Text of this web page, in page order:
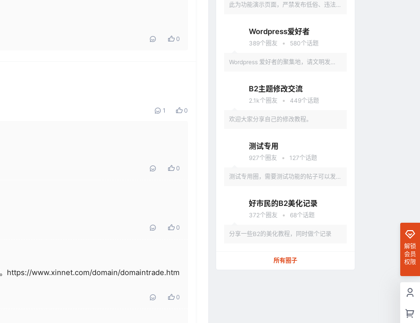
0
1 0
0
0
https://www.xinnet.com/domain/domaintrade.htm
0
此为功能演示页面，严禁发布低俗、违法、
Wordpress爱好者
389个圈友 • 580个话题
Wordpress 爱好者的聚集地，请文明发
B2主题修改交流
2.1k个圈友 • 449个话题
欢迎大家分享自己的修改教程。
测试专用
927个圈友 • 127个话题
测试专用圈，需要测试功能的帖子可以发到
治类的内容。
好市民的B2美化记录
372个圈友 • 68个话题
分享一些B2的美化教程，同时做个记录
所有圈子
解锁
会员
权限